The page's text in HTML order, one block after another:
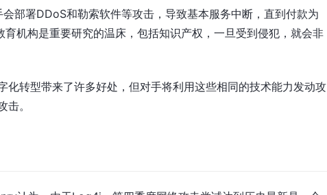
部署DDoS和勒索软件等攻击，导致基本服务中断，直到付款为
育机构是重要研究的温床，包括知识产权，一旦受到侵犯，就会非
化转型带来了许多好处，但对手将利用这些相同的技术能力发动攻
。